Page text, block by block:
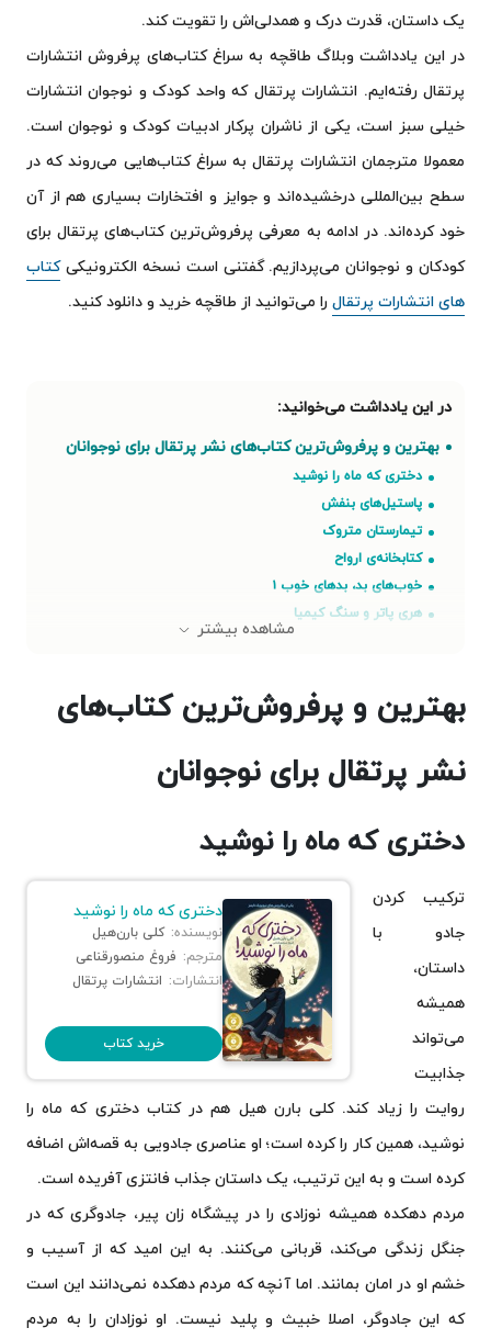
یک داستان، قدرت درک و همدلی‌اش را تقویت کند.
در این یادداشت وبلاگ طاقچه به سراغ کتاب‌های پرفروش انتشارات
پرتقال رفته‌ایم. انتشارات پرتقال که واحد کودک و نوجوان انتشارات
خیلی سبز است، یکی از ناشران پرکار ادبیات کودک و نوجوان است.
معمولا مترجمان انتشارات پرتقال به سراغ کتاب‌هایی می‌روند که در
سطح بین‌المللی درخشیده‌اند و جوایز و افتخارات بسیاری هم از آن
خود کرده‌اند. در ادامه به معرفی پرفروش‌ترین کتاب‌های پرتقال برای
کودکان و نوجوانان می‌پردازیم. گفتنی است نسخه الکترونیکیکتاب
های انتشارات پرتقال را می‌توانید از طاقچه خرید و دانلود کنید.
بهترین و پرفروش‌ترین کتاب‌های نشر پرتقال برای نوجوانان
دختری که ماه را نوشید
پاستیل‌های بنفش
تیمارستان متروک
کتابخانه‌ی ارواح
خوب‌های بد، بدهای خوب ۱
هری پاتر و سنگ کیمیا
مدرسه‌ی جاسوسی؛ جلد اول
از کتاب‌های پرفروش نشر پرتقال برای کودکان چه خبر؟
من صندلی نیستم!
نخ نامرئی
مشاهده بیشتر
بهترین و پرفروش‌ترین کتاب‌های
نشر پرتقال برای نوجوانان
دختری که ماه را نوشید
دختری که ماه را نوشید
نویسنده: کلی بارن‌هیل
مترجم: فروغ منصورقناعی
انتشارات: انتشارات پرتقال
خرید کتاب
ترکیب کردن
جادو با
داستان،
همیشه
می‌تواند
جذابیت
روایت را زیاد کند. کلی بارن هیل هم در کتاب دختری که ماه را
نوشید، همین کار را کرده است؛ او عناصری جادویی به قصه‌اش اضافه
کرده است و به این ترتیب، یک داستان جذاب فانتزی آفریده است.
مردم دهکده همیشه نوزادی را در پیشگاه زان پیر، جادوگری که در
جنگل زندگی می‌کند، قربانی می‌کنند. به این امید که از آسیب و
خشم او در امان بمانند. اما آنچه که مردم دهکده نمی‌دانند این است
که این جادوگر، اصلا خبیث و پلید نیست. او نوزادان را به مردم